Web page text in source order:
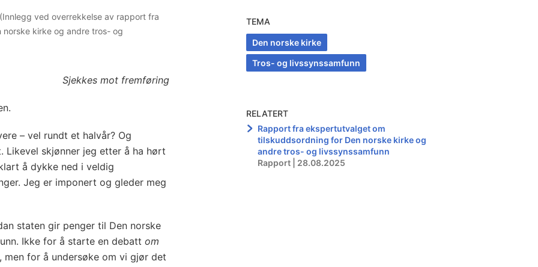
(Innlegg ved overrekkelse av rapport fra
kirke og andre tros- og
Sjekkes mot fremføring
– vel rundt et halvår? Og
skjønner jeg etter å ha hørt
å dykke ned i veldig
Jeg er imponert og gleder meg
staten gir penger til Den norske
Ikke for å starte en debatt om
for å undersøke om vi gjør det
TEMA
Den norske kirke
Tros- og livssynssamfunn
RELATERT
Rapport fra ekspertutvalget om
tilskuddsordning for Den norske kirke og
andre tros- og livssynssamfunn
Rapport | 28.08.2025